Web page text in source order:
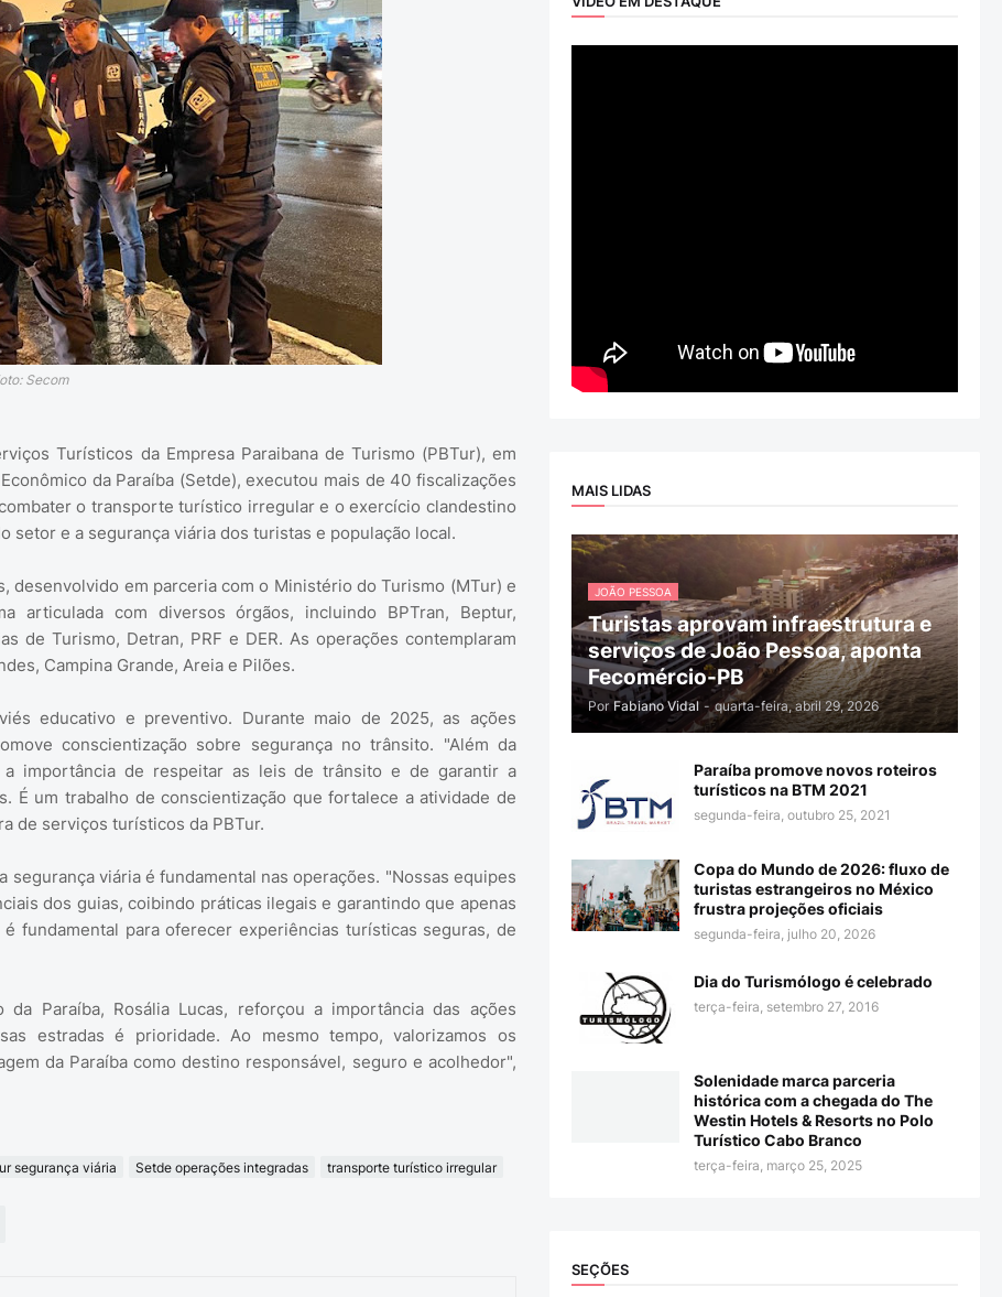
Secom
Turísticos da Empresa Paraibana de Turismo (PBTur), em
da Paraíba (Setde), executou mais de 40 fiscalizações
o transporte turístico irregular e o exercício clandestino
setor e a segurança viária dos turistas e população local.
desenvolvido em parceria com o Ministério do Turismo (MTur) e
articulada com diversos órgãos, incluindo BPTran, Beptur,
de Turismo, Detran, PRF e DER. As operações contemplaram
Campina Grande, Areia e Pilões.
educativo e preventivo. Durante maio de 2025, as ações
conscientização sobre segurança no trânsito. "Além da
importância de respeitar as leis de trânsito e de garantir a
É um trabalho de conscientização que fortalece a atividade de
de serviços turísticos da PBTur.
segurança viária é fundamental nas operações. "Nossas equipes
dos guias, coibindo práticas ilegais e garantindo que apenas
fundamental para oferecer experiências turísticas seguras, de
Paraíba, Rosália Lucas, reforçou a importância das ações
estradas é prioridade. Ao mesmo tempo, valorizamos os
da Paraíba como destino responsável, seguro e acolhedor",
segurança viária Setde operações integradas transporte turístico irregular
MAIS LIDAS
JOÃO PESSOA
Turistas aprovam infraestrutura e
serviços de João Pessoa, aponta
Fecomércio-PB
Por Fabiano Vidal - quarta-feira, abril 29, 2026
Paraíba promove novos roteiros
turísticos na BTM 2021
segunda-feira, outubro 25, 2021
Copa do Mundo de 2026: fluxo de
turistas estrangeiros no México
frustra projeções oficiais
segunda-feira, julho 20, 2026
Dia do Turismólogo é celebrado
terça-feira, setembro 27, 2016
Solenidade marca parceria
histórica com a chegada do The
Westin Hotels & Resorts no Polo
Turístico Cabo Branco
terça-feira, março 25, 2025
SEÇÕES